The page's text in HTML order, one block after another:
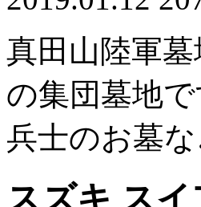
真田山陸軍
の集団墓地
兵士のお墓
スズキ スイ